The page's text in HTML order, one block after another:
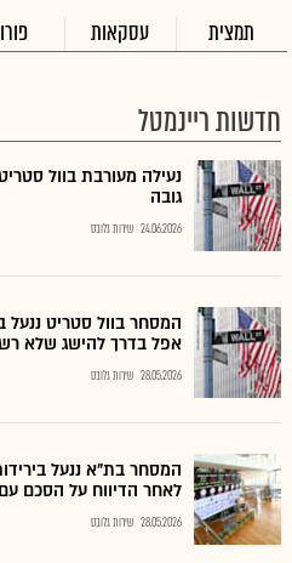
תמצית עסקאות
חדשות ריינמטל
נעילה מעורבת בוול
גובה
24.06.2026 שירות גלובס
המסחר בוול סטריט ננעל
אפל בדרך להישג שלא רשמה
28.05.2026 שירות גלובס
המסחר בת"א ננעל
לאחר הדיווח על הסכם
28.05.2026 שירות גלובס